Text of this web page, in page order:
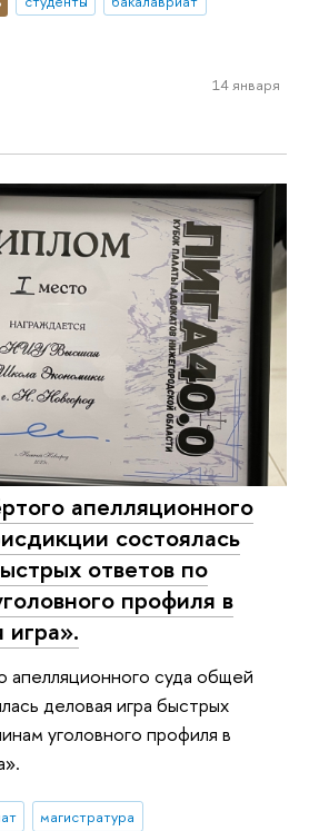
14 января
апелляционного
состоялась
ответов по
профиля в
апелляционного суда общей
деловая игра быстрых
уголовного профиля в
магистратура